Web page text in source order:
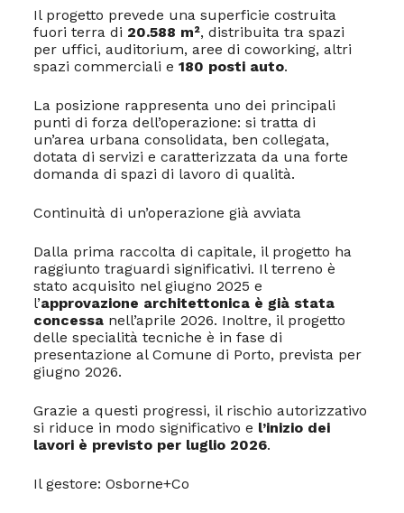
Il progetto prevede una superficie costruita
fuori terra di 20.588 m², distribuita tra spazi
per uffici, auditorium, aree di coworking, altri
spazi commerciali e 180 posti auto.
La posizione rappresenta uno dei principali
punti di forza dell’operazione: si tratta di
un’area urbana consolidata, ben collegata,
dotata di servizi e caratterizzata da una forte
domanda di spazi di lavoro di qualità.
Continuità di un’operazione già avviata
Dalla prima raccolta di capitale, il progetto ha
raggiunto traguardi significativi. Il terreno è
stato acquisito nel giugno 2025 e
l’approvazione architettonica è già stata
concessanell’aprile 2026. Inoltre, il progetto
delle specialità tecniche è in fase di
presentazione al Comune di Porto, prevista per
giugno 2026.
Grazie a questi progressi, il rischio autorizzativo
si riduce in modo significativo e l’inizio dei
lavori è previsto per luglio 2026.
Il gestore: Osborne+Co